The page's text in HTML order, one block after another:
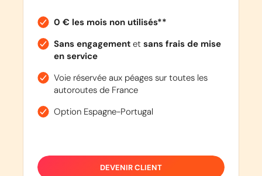
0 € les mois non utilisés**
Sans engagementet sans frais de mise
en service
Voie réservée aux péages sur toutes les
autoroutes de France
Option Espagne-Portugal
DEVENIR CLIENT